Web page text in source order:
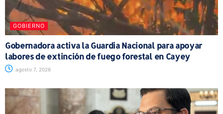
GOBIERNO
Gobernadora activa la Guardia Nacional para apoyar
labores de extinción de fuego forestal en Cayey
agosto 7, 2026